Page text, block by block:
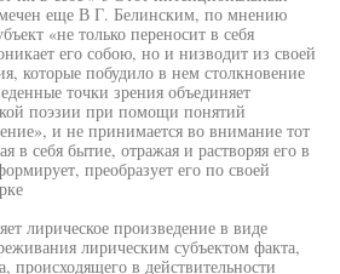
еще В Г. Белинским, по мнению
«не только переносит в себя
его собою, но и низводит из своей
которые побудило в нем столкновение
точки зрения объединяет
поэзии при помощи понятий
и не принимается во внимание тот
в себя бытие, отражая и растворяя его в
преобразует его по своей
лирическое произведение в виде
лирическим субъектом факта,
происходящего в действительности